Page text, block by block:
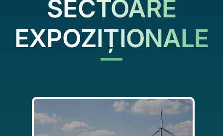
SECTOARE
EXPOZIȚIONALE